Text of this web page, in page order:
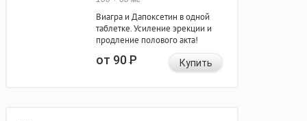
Виагра и Дапоксетин в одной
таблетке. Усиление эрекции и
продление полового акта!
от 90Р Купить